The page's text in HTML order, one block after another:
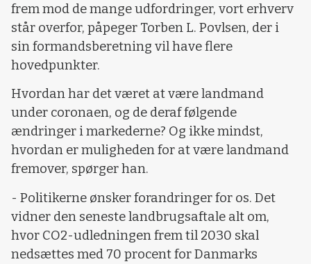
frem mod de mange udfordringer, vort erhverv
står overfor, påpeger Torben L. Povlsen, der i
sin formandsberetning vil have flere
hovedpunkter.
Hvordan har det været at være landmand
under coronaen, og de deraf følgende
ændringer i markederne? Og ikke mindst,
hvordan er muligheden for at være landmand
fremover, spørger han.
- Politikerne ønsker forandringer for os. Det
vidner den seneste landbrugsaftale alt om,
hvor CO2-udledningen frem til 2030 skal
nedsættes med 70 procent for Danmarks